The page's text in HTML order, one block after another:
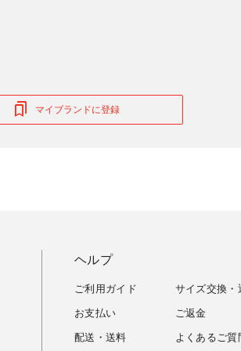
マイブランドに登録
ヘルプ
ご利用ガイド
お支払い
配送・送料
サイズ交換・
ご返金
よくあるご質